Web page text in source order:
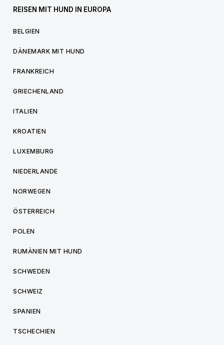
REISEN MIT HUND IN EUROPA
BELGIEN
DÄNEMARK MIT HUND
FRANKREICH
GRIECHENLAND
ITALIEN
KROATIEN
LUXEMBURG
NIEDERLANDE
NORWEGEN
ÖSTERREICH
POLEN
RUMÄNIEN MIT HUND
SCHWEDEN
SCHWEIZ
SPANIEN
TSCHECHIEN